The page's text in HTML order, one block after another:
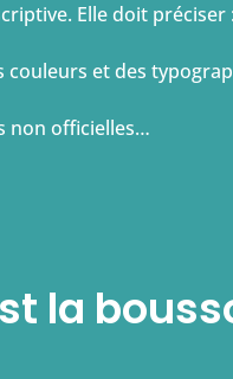
Elle doit préciser :
et des
non officielles…
la